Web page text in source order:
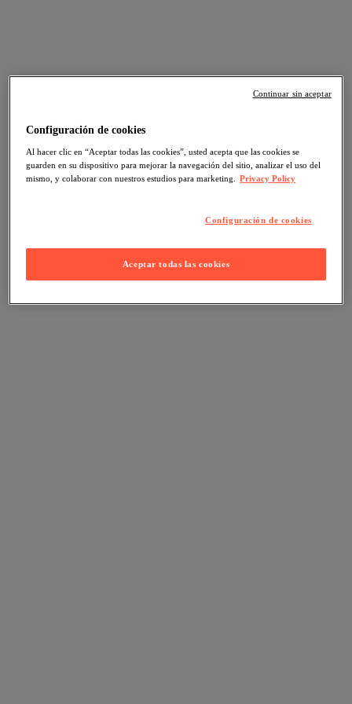
Configuración de cookies
Al hacer clic en “Aceptar todas las cookies”, usted acepta que las cookies se
guarden en su dispositivo para mejorar la navegación del sitio, analizar el uso del
mismo, y colaborar con nuestros estudios para marketing. Privacy Policy
Configuración de cookies
Aceptar todas las cookies
Continuar sin aceptar